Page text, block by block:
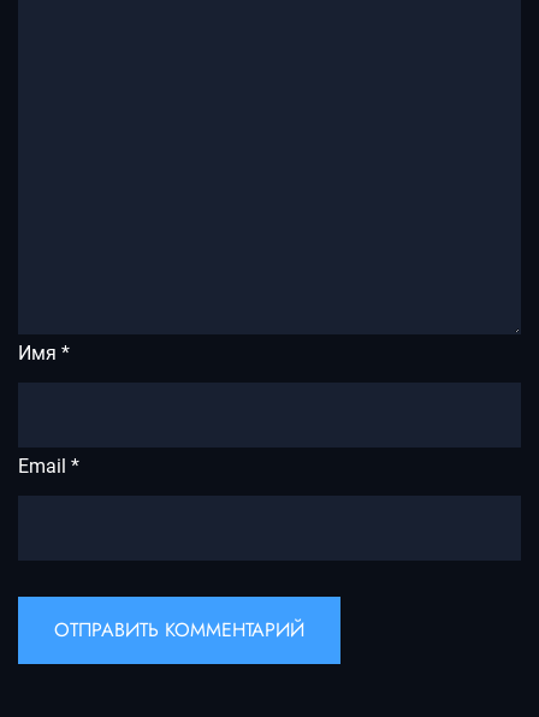
Имя *
Email *